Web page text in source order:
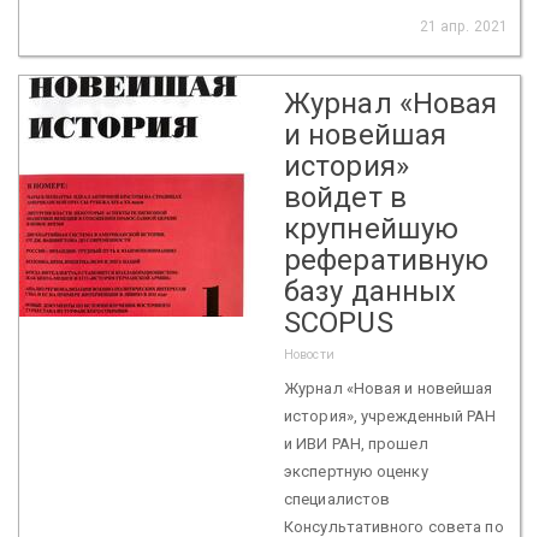
21 апр. 2021
Журнал «Новая
и новейшая
история»
войдет в
крупнейшую
реферативную
базу данных
SCOPUS
Новости
Журнал «Новая и новейшая
история», учрежденный РАН
и ИВИ РАН, прошел
экспертную оценку
специалистов
Консультативного совета по